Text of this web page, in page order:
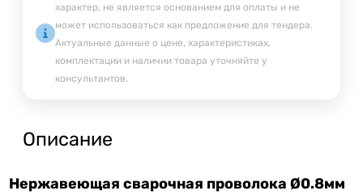
характер, не является основанием для оплаты и не
может использоваться как предложение для тендера.
Актуальные данные о цене, характеристиках,
комплектации и наличии товара уточняйте у
консультантов.
Описание
Нержавеющая сварочная проволока Ø0.8мм